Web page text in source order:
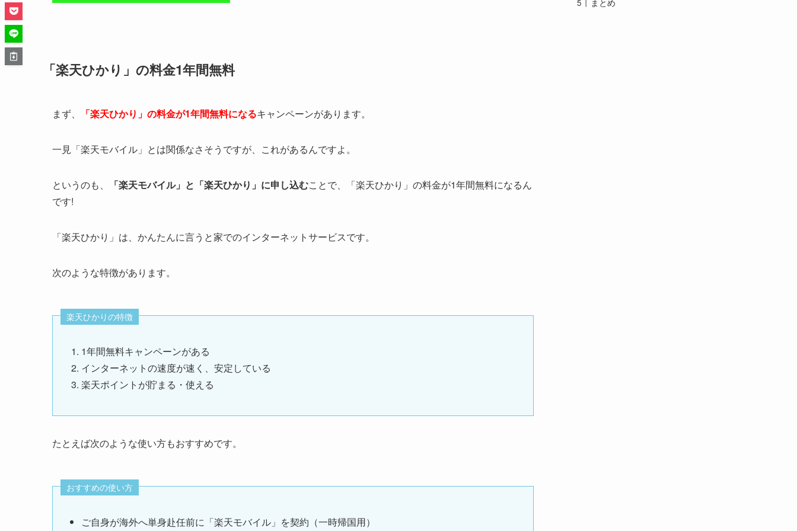
「楽天ひかり」の料金1年間無料
まず、 「楽天ひかり」の料金が1年間無料になるキャンペーンがあります。
一見「楽天モバイル」とは関係なさそうですが、これがあるんですよ。
というのも、 「楽天モバイル」と「楽天ひかり」に申し込むことで、「楽天ひかり」の料金が1年間無料になるん
です!
「楽天ひかり」は、かんたんに言うと家でのインターネットサービスです。
次のような特徴があります。
楽天ひかりの特徴
1年間無料キャンペーンがある
インターネットの速度が速く、安定している
楽天ポイントが貯まる・使える
たとえば次のような使い方もおすすめです。
おすすめの使い方
ご自身が海外へ単身赴任前に「楽天モバイル」を契約（一時帰国用）
まとめ